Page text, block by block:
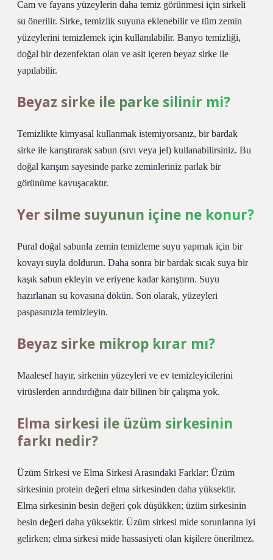
Cam ve fayans yüzeylerin daha temiz görünmesi için sirkeli
su önerilir. Sirke, temizlik suyuna eklenebilir ve tüm zemin
yüzeylerini temizlemek için kullanılabilir. Banyo temizliği,
doğal bir dezenfektan olan ve asit içeren beyaz sirke ile
yapılabilir.
Beyaz sirke ile parke silinir mi?
Temizlikte kimyasal kullanmak istemiyorsanız, bir bardak
sirke ile karıştırarak sabun (sıvı veya jel) kullanabilirsiniz. Bu
doğal karışım sayesinde parke zeminleriniz parlak bir
görünüme kavuşacaktır.
Yer silme suyunun içine ne konur?
Pural doğal sabunla zemin temizleme suyu yapmak için bir
kovayı suyla doldurun. Daha sonra bir bardak sıcak suya bir
kaşık sabun ekleyin ve eriyene kadar karıştırın. Suyu
hazırlanan su kovasına dökün. Son olarak, yüzeyleri
paspasınızla temizleyin.
Beyaz sirke mikrop kırar mı?
Maalesef hayır, sirkenin yüzeyleri ve ev temizleyicilerini
virüslerden arındırdığına dair bilinen bir çalışma yok.
Elma sirkesi ile üzüm sirkesinin
farkı nedir?
Üzüm Sirkesi ve Elma Sirkesi Arasındaki Farklar: Üzüm
sirkesinin protein değeri elma sirkesinden daha yüksektir.
Elma sirkesinin besin değeri çok düşükken; üzüm sirkesinin
besin değeri daha yüksektir. Üzüm sirkesi mide sorunlarına iyi
gelirken; elma sirkesi mide hassasiyeti olan kişilere önerilmez.